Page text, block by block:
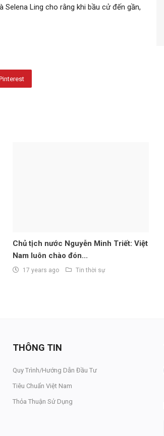
Ling cho rằng khi bầu cử đến gần,
Chủ tịch nước Nguyễn Minh Triết: Việt
Nam luôn chào đón...
17 years ago Tin thời sự
THÔNG TIN
Quy Trình/Hướng Dẫn Đầu Tư
Tiêu Chuẩn Việt Nam
Thỏa Thuận Sử Dụng